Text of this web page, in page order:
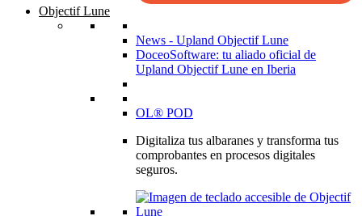
Objectif Lune
News - Upland Objectif Lune
DoceoSoftware: tu aliado oficial de
Upland Objectif Lune en Iberia
OL® POD
Digitaliza tus albaranes y transforma tus
comprobantes en procesos digitales
seguros.